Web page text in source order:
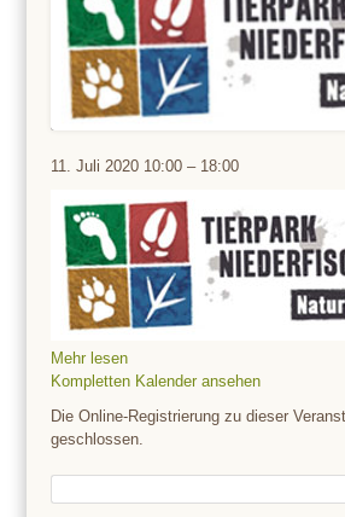
Tierpark
11. Juli 2020 10:00 – 18:00
Mehr lesen
Kompletten Kalender ansehen
Die Online-Registrierung zu dieser
geschlossen.